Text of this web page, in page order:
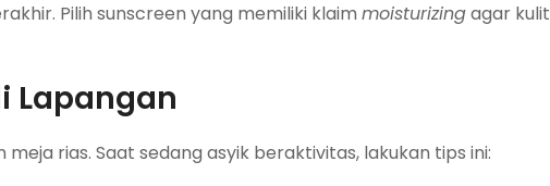
Pilih sunscreen yang memiliki klaim moisturizingagar kulit
Lapangan
rias. Saat sedang asyik beraktivitas, lakukan tips ini: